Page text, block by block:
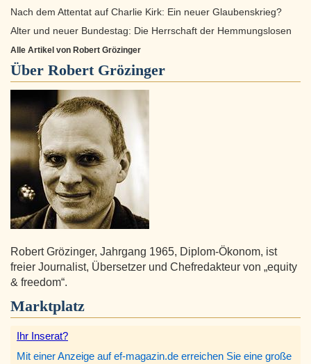
Nach dem Attentat auf Charlie Kirk: Ein neuer Glaubenskrieg?
Alter und neuer Bundestag: Die Herrschaft der Hemmungslosen
Alle Artikel von Robert Grözinger
Über Robert Grözinger
Robert Grözinger, Jahrgang 1965, Diplom-Ökonom, ist
freier Journalist, Übersetzer und Chefredakteur von „equity
& freedom“.
Marktplatz
Ihr Inserat?
Mit einer Anzeige auf ef-magazin.de erreichen Sie eine große